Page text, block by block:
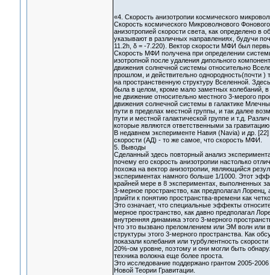
«4. Скорость анизотропии космического
Скорость космического Микроволнового
анизотропией скорости света, как определено
указывают в различных направлениях, будучи
11.2h, δ = -7.220). Вектор скорости МФИ был
Скорость МФИ получена при определении
изотропной после удаления дипольного
движения солнечной системы относительно
прошлом, и действительно однородность(почти
на пространственную структуру Вселенной.
была в целом, кроме мало заметных колебаний,
не движение относительно местного 3-мерого
движения солнечной системы в галактике
пути в пределах местной группы, и так далее
пути и местной галактической группе и т.д.
которые являются ответственными за
В недавнем эксперименте Навия (Navia) и др. [22]
скорости (АД) - то же самое, что скорость МФИ.
5. Выводы
Сделанный здесь повторный анализ
почему его скорость анизотропии настолько
похожа на вектор анизотропии, являющийся
экспериментах намного больше 1/1000. Этот
крайней мере в 8 экспериментах, выполненных
3-мерное пространство, как предполагал
прийти к понятию пространства-времени как
Это означает, что специальные эффекты
мерное пространство, как давно предполагал
внутренняя динамика этого 3-мерного
что это вызвано преломлением или ЭМ волн или
структуры этого 3-мерного пространства. Как
показали колебания или турбулентность
20%-ом уровне, поэтому и они могли быть
техника волокна еще более проста.
Это исследование поддержано грантом 2005-
Новой Теории Гравитации.